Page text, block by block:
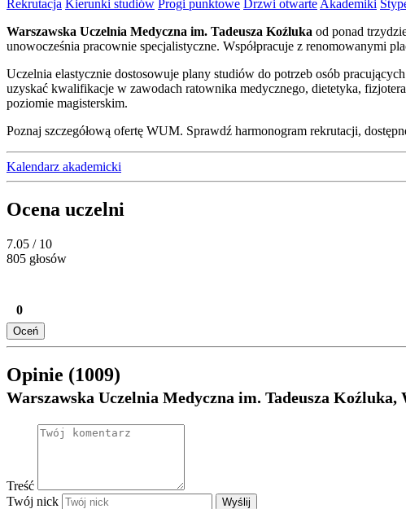
Rekrutacja Kierunki studiów Progi punktowe Drzwi otwarte Akademiki
Warszawska Uczelnia Medyczna im. Tadeusza Koźluka od ponad
unowocześnia pracownie specjalistyczne. Współpracuje z renomowanymi
Uczelnia elastycznie dostosowuje plany studiów do potrzeb osób
uzyskać kwalifikacje w zawodach ratownika medycznego, dietetyka,
poziomie magisterskim.
Poznaj szczegółową ofertę WUM. Sprawdź harmonogram rekrutacji,
Kalendarz akademicki
Ocena uczelni
7.05 / 10
805 głosów
0
Oceń
Opinie (1009)
Warszawska Uczelnia Medyczna im. Tadeusza Koźluka,
Treść
Twój nick
Wyślij